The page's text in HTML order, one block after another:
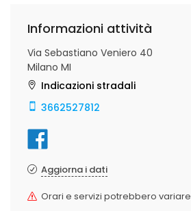
Informazioni attività
Via Sebastiano Veniero 40
Milano MI
Indicazioni stradali
3662527812
Aggiorna i dati
Orari e servizi potrebbero variare